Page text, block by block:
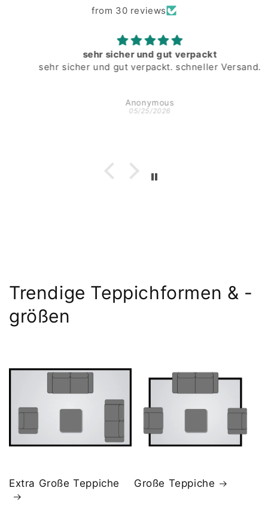
from 30 reviews
sehr sicher und gut verpackt
sehr sicher und gut verpackt. schneller Versand.
Anonymous
05/25/2026
Trendige Teppichformen & -
größen
Extra Große Teppiche Große Teppiche